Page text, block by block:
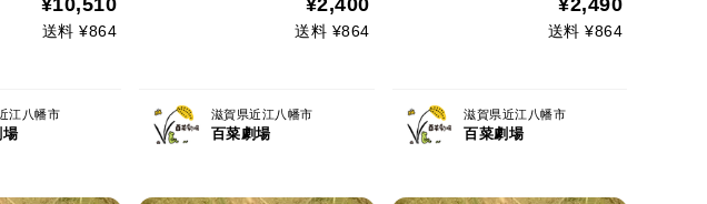
送料 ¥864
江八幡市
場
送料 ¥864
滋賀県近江八幡市
百菜劇場
送料 ¥864
滋賀県近江八幡市
百菜劇場